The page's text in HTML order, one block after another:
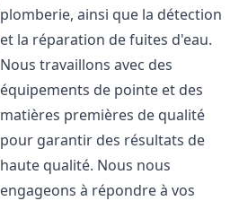
plomberie, ainsi que la détection
et la réparation de fuites d'eau.
Nous travaillons avec des
équipements de pointe et des
matières premières de qualité
pour garantir des résultats de
haute qualité. Nous nous
engageons à répondre à vos